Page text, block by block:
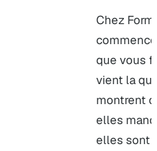
Chez
que vous
vient la
montrent
elles
elles sont